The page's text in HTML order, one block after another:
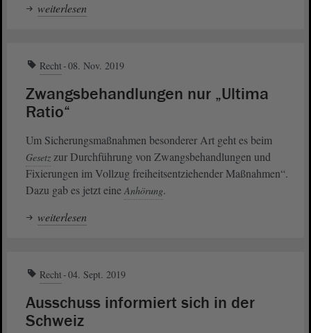
weiterlesen
Recht 08. Nov. 2019
Zwangsbehandlungen nur „Ultima
Ratio“
Um Sicherungsmaßnahmen besonderer Art geht es beim
Gesetz zur Durchführung von Zwangsbehandlungen und
Fixierungen im Vollzug freiheitsentziehender Maßnahmen“.
Dazu gab es jetzt eineAnhörung.
weiterlesen
Recht 04. Sept. 2019
Ausschuss informiert sich in der
Schweiz